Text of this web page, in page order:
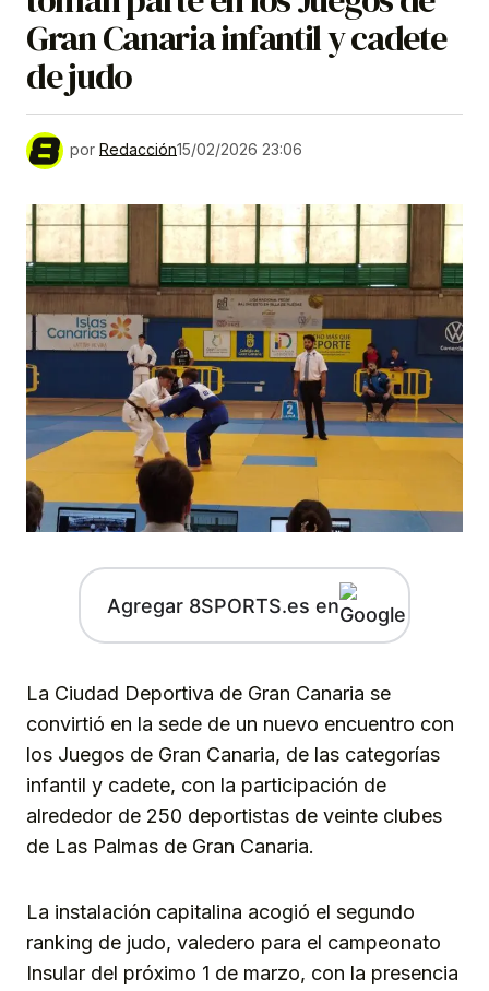
Gran Canaria infantil y cadete
de judo
por Redacción15/02/2026 23:06
Agregar 8SPORTS.es en
La Ciudad Deportiva de Gran Canaria se
convirtió en la sede de un nuevo encuentro con
los Juegos de Gran Canaria, de las categorías
infantil y cadete, con la participación de
alrededor de 250 deportistas de veinte clubes
de Las Palmas de Gran Canaria.
La instalación capitalina acogió el segundo
ranking de judo, valedero para el campeonato
Insular del próximo 1 de marzo, con la presencia